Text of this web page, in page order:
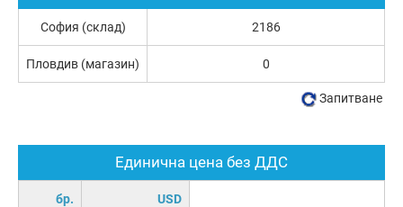
Единична цена без ДДС
бр. USD
София (склад) 2186
Пловдив (магазин) 0
Запитване